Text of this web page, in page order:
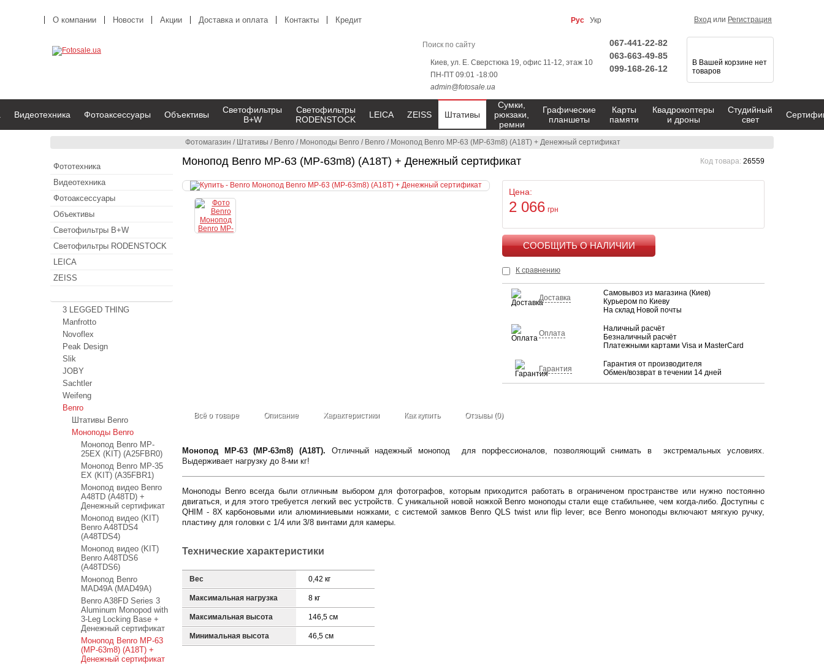
Фотомагазин / Штативы / Benro / Моноподы Benro / Benro / Монопод Benro MP-63 (MP-63m8) (A18T) + Денежный сертификат
Монопод Benro MP-63 (MP-63m8) (A18T) + Денежный сертификат Код товара: 26559
Цена:
2 066 грн
К сравнению
Доставка
Самовывоз из магазина (Киев)
Курьером по Киеву
На склад Новой почты
Оплата
Наличный расчёт
Безналичный расчёт
Платежными картами Visa и MasterCard
Гарантия
Гарантия от производителя
Обмен/возврат в течении 14 дней
Всё о товаре Описание Характеристики Как купить Отзывы (0)
Монопод MP-63 (MP-63m8) (A18T). Отличный надежный монопод для порфессионалов, позволяющий снимать в экстремальных условиях.
Выдерживает нагрузку до 8-ми кг!
Моноподы Benro всегда были отличным выбором для фотографов, которым приходится работать в ограниченом пространстве или нужно постоянно
двигаться, и для этого требуется легкий вес устройств. С уникальной новой ножкой Benro моноподы стали еще стабильнее, чем когда-либо. Доступны с
QHIM - 8X карбоновыми или алюминиевыми ножками, с системой замков Benro QLS twist или flip lever; все Benro моноподы включают мягкую ручку,
пластину для головки с 1/4 или 3/8 винтами для камеры.
Технические характеристики
Вес 0,42 кг
Максимальная нагрузка 8 кг
Максимальная высота 146,5 см
Минимальная высота 46,5 см
О компании Новости Акции Доставка и оплата Контакты Кредит Рус Укр Вход или Регистрация
Киев, ул. Е. Сверстюка 19, офис 11-12, этаж 10
ПН-ПТ 09:01 -18:00
admin@fotosale.ua
067-441-22-82
063-663-49-85
099-168-26-12
В Вашей корзине нет
товаров
Видеотехника Фотоаксессуары Объективы
Светофильтры
B+W
Светофильтры
RODENSTOCK
LEICA ZEISS Штативы
Сумки,
рюкзаки,
ремни
Графические
планшеты
Карты
памяти
Квадрокоптеры
и дроны
Студийный
свет
Фототехника
Видеотехника
Фотоаксессуары
Объективы
Светофильтры B+W
Светофильтры RODENSTOCK
LEICA
ZEISS
3 LEGGED THING
Manfrotto
Novoflex
Peak Design
Slik
JOBY
Sachtler
Weifeng
Benro
Штативы Benro
Моноподы Benro
Монопод Benro MP-
25EX (KIT) (A25FBR0)
Монопод Benro MP-35
EX (KIT) (A35FBR1)
Монопод видео Benro
A48TD (A48TD) +
Денежный сертификат
Монопод видео (KIT)
Benro A48TDS4
(A48TDS4)
Монопод видео (KIT)
Benro A48TDS6
(A48TDS6)
Монопод Benro
MAD49A (MAD49A)
Benro A38FD Series 3
Aluminum Monopod with
3-Leg Locking Base +
Денежный сертификат
Монопод Benro MP-63
(MP-63m8) (A18T) +
Денежный сертификат